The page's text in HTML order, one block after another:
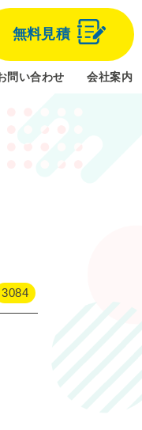
無料見積
問い合わせ 会社案内
3084